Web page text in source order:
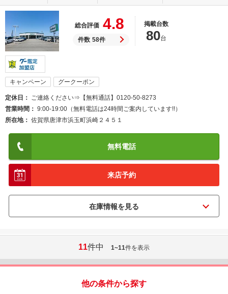
総合評価 4.8
件数 58件
掲載台数
80台
キャンペーン グークーポン
定休日
ご連絡ください⇒【無料通話】0120-50-8273
営業時間
9:00-19:00（無料電話は24時間ご案内しています!!）
所在地
佐賀県唐津市浜玉町浜崎２４５１
無料電話
来店予約
11件中 1~11件を表示
他の条件から探す